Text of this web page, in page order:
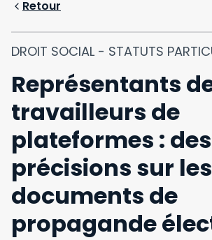
Retour
DROIT SOCIAL - STATUTS
Représentants
travailleurs de
plateformes : des
précisions sur les
documents de
propagande